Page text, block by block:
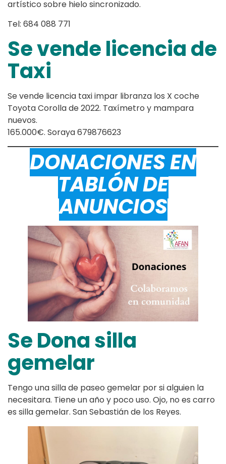
artístico sobre hielo sincronizado.
Tel: 684 088 771
Se vende licencia de
Taxi
Se vende licencia taxi impar libranza los X coche
Toyota Corolla de 2022. Taxímetro y mampara
nuevos.
165.000€. Soraya 679876623
DONACIONES EN
TABLÓN DE
ANUNCIOS
Se Dona silla
gemelar
Tengo una silla de paseo gemelar por si alguien la
necesitara. Tiene un año y poco uso. Ojo, no es carro
es silla gemelar. San Sebastián de los Reyes.